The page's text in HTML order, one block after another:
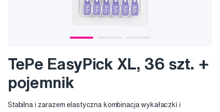
TePe EasyPick XL, 36 szt. +
pojemnik
Stabilna i zarazem elastyczna kombinacja wykałaczki i